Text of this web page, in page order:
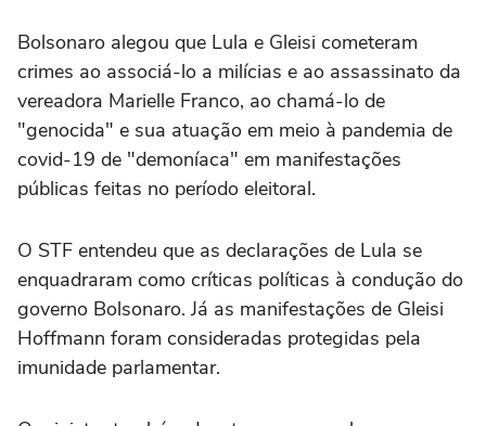
Bolsonaro alegou que Lula e Gleisi cometeram
crimes ao associá-lo a milícias e ao assassinato da
vereadora Marielle Franco, ao chamá-lo de
"genocida" e sua atuação em meio à pandemia de
covid-19 de "demoníaca" em manifestações
públicas feitas no período eleitoral.
O STF entendeu que as declarações de Lula se
enquadraram como críticas políticas à condução do
governo Bolsonaro. Já as manifestações de Gleisi
Hoffmann foram consideradas protegidas pela
imunidade parlamentar.